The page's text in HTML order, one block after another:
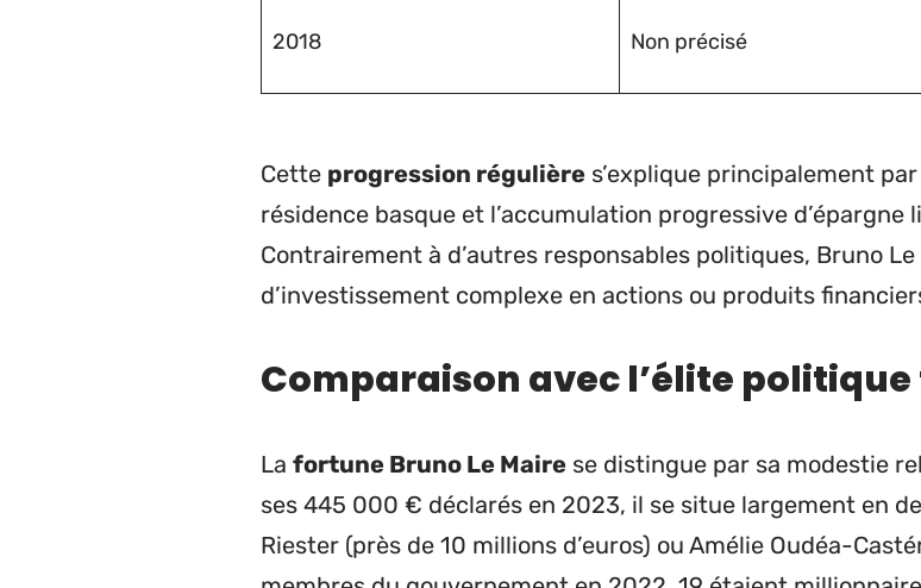
2018 Non précisé
Cette progression régulière s’explique principalement
résidence basque et l’accumulation progressive d’épargne
Contrairement à d’autres responsables politiques, Bruno
d’investissement complexe en actions ou produits
Comparaison avec l’élite
La fortune Bruno Le Maire se distingue par sa modestie
ses 445 000 € déclarés en 2023, il se situe largement en
Riester (près de 10 millions d’euros) ou Amélie Oudéa-